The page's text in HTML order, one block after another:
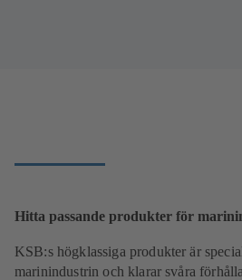
Hitta passande produkter för
KSB:s högklassiga produkter är
marinindustrin och klarar svåra